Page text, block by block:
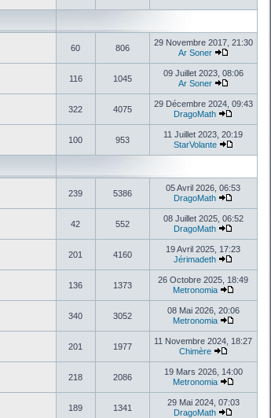
60 806
29 Novembre 2017, 21:30
Ar Soner
116 1045
09 Juillet 2023, 08:06
Ar Soner
322 4075
29 Décembre 2024, 09:43
DragoMath
100 953
11 Juillet 2023, 20:19
StarVolante
239 5386
05 Avril 2026, 06:53
DragoMath
42 552
08 Juillet 2025, 06:52
DragoMath
201 4160
19 Avril 2025, 17:23
Jérimadeth
136 1373
26 Octobre 2025, 18:49
Metronomia
340 3052
08 Mai 2026, 20:06
Metronomia
201 1977
11 Novembre 2024, 18:27
Chimère
218 2086
19 Mars 2026, 14:00
Metronomia
189 1341
29 Mai 2024, 07:03
DragoMath